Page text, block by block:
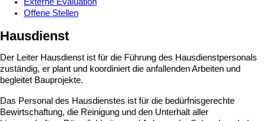
Externe Evaluation
Offene Stellen
Hausdienst
Der Leiter Hausdienst ist für die Führung des Hausdienstpersonals
zuständig, er plant und koordiniert die anfallenden Arbeiten und
begleitet Bauprojekte.
Das Personal des Hausdienstes ist für die bedürfnisgerechte
Bewirtschaftung, die Reinigung und den Unterhalt aller